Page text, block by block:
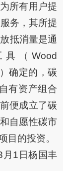
所有用户提
务，其所提
抵消量是通
（Wood
确定的，碳
有资产组合
便成立了碳
自愿性碳市
目的投资。
月1日杨国丰